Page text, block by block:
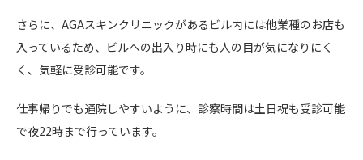
さらに、AGAスキンクリニックがあるビル内には他業種のお店も
入っているため、ビルへの出入り時にも人の目が気になりにく
く、気軽に受診可能です。
仕事帰りでも通院しやすいように、診察時間は土日祝も受診可能
で夜22時まで行っています。